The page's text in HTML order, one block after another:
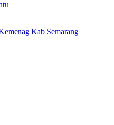
Kab Semarang